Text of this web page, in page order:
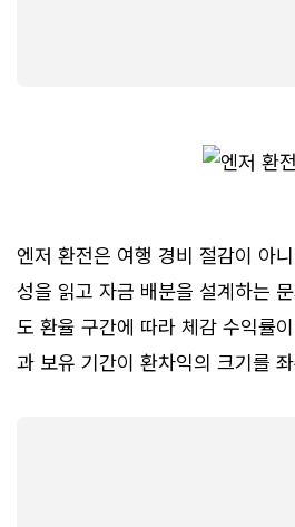
엔저 환전은 여행 경비 절감이 아
성을 읽고 자금 배분을 설계하는
도 환율 구간에 따라 체감 수익률
과 보유 기간이 환차익의 크기를